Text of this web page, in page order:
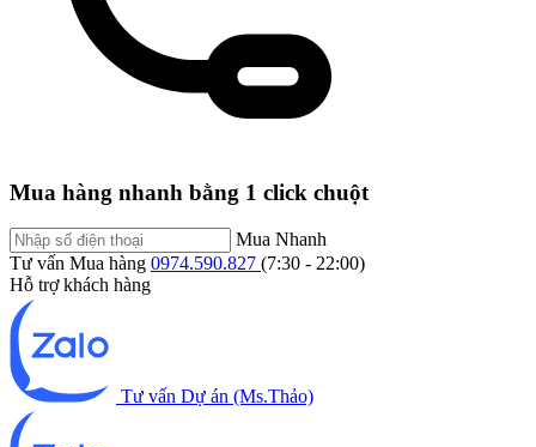
Mua hàng nhanh bằng 1 click chuột
Mua Nhanh
Tư vấn Mua hàng 0974.590.827 (7:30 - 22:00)
Hỗ trợ khách hàng
Tư vấn Dự án (Ms.Thảo)